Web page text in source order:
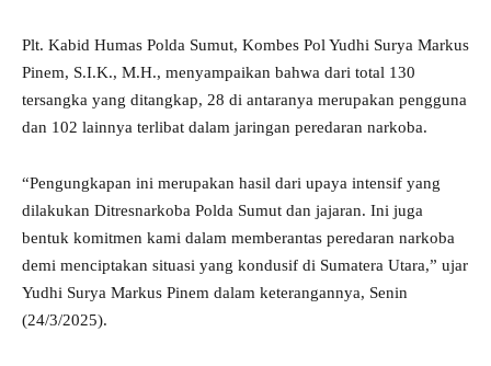
Plt. Kabid Humas Polda Sumut, Kombes Pol Yudhi Surya Markus
Pinem, S.I.K., M.H., menyampaikan bahwa dari total 130
tersangka yang ditangkap, 28 di antaranya merupakan pengguna
dan 102 lainnya terlibat dalam jaringan peredaran narkoba.
“Pengungkapan ini merupakan hasil dari upaya intensif yang
dilakukan Ditresnarkoba Polda Sumut dan jajaran. Ini juga
bentuk komitmen kami dalam memberantas peredaran narkoba
demi menciptakan situasi yang kondusif di Sumatera Utara,” ujar
Yudhi Surya Markus Pinem dalam keterangannya, Senin
(24/3/2025).